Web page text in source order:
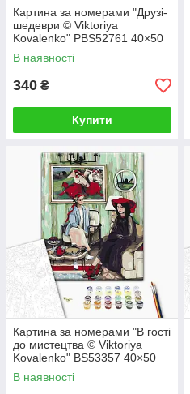
Картина за номерами "Друзі-
шедеври © Viktoriya
Kovalenko" PBS52761 40×50
см
В наявності
340 ₴
Купити
Картина за номерами "В гості
до мистецтва © Viktoriya
Kovalenko" BS53357 40×50
см
В наявності